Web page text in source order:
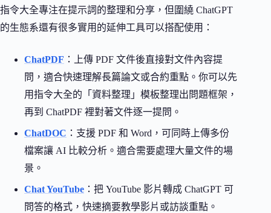
指令大全專注在提示詞的整理和分享，但圍繞 ChatGPT
的生態系還有很多實用的延伸工具可以搭配使用：
ChatPDF ：上傳 PDF 文件後直接對文件內容提
問，適合快速理解長篇論文或合約重點。你可以先
用指令大全的「資料整理」模板整理出問題框架，
再到 ChatPDF 裡對著文件逐一提問。
ChatDOC ：支援 PDF 和 Word，可同時上傳多份
檔案讓 AI 比較分析。適合需要處理大量文件的場
景。
Chat YouTube ：把 YouTube 影片轉成 ChatGPT 可
問答的格式，快速摘要教學影片或訪談重點。